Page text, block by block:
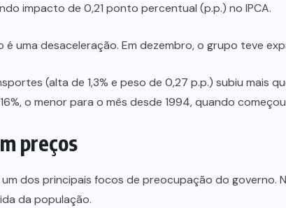
impacto de 0,21 ponto percentual (p.p.) no IPCA.
uma desaceleração. Em dezembro, o grupo teve
(alta de 1,3% e peso de 0,27 p.p.) subiu mais
o menor para o mês desde 1994, quando começou
preços
dos principais focos de preocupação do governo.
da população.